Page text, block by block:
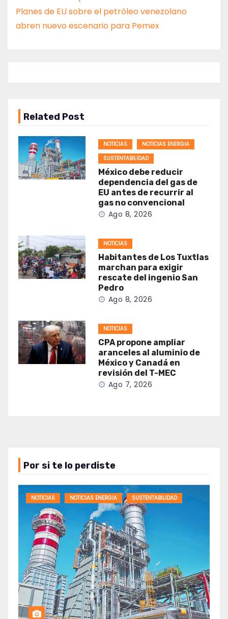
Planes de EU sobre el petróleo venezolano
abren nuevo escenario para Pemex
Related Post
NOTICIAS
NOTICIAS ENERGIA
SUSTENTABILIDAD
México debe reducir
dependencia del gas de
EU antes de recurrir al
gas no convencional
Ago 8, 2026
NOTICIAS
Habitantes de Los Tuxtlas
marchan para exigir
rescate del ingenio San
Pedro
Ago 8, 2026
NOTICIAS
CPA propone ampliar
aranceles al aluminio de
México y Canadá en
revisión del T-MEC
Ago 7, 2026
Por si te lo perdiste
NOTICIAS NOTICIAS ENERGIA SUSTENTABILIDAD